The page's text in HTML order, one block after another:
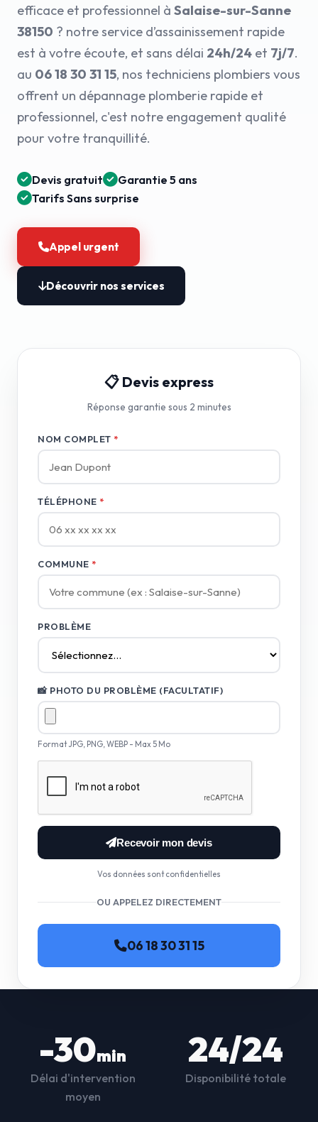
efficace et professionnel à Salaise-sur-Sanne
38150 ? notre service d’assainissement rapide
est à votre écoute, et sans délai 24h/24 et 7j/7.
au 06 18 30 31 15, nos techniciens plombiers vous
offrent un dépannage plomberie rapide et
professionnel, c'est notre engagement qualité
pour votre tranquillité.
Devis gratuit
Garantie 5 ans
Tarifs Sans surprise
Appel urgent
Découvrir nos services
📋 Devis express
Réponse garantie sous 2 minutes
NOM COMPLET *
TÉLÉPHONE *
COMMUNE *
PROBLÈME
📸 PHOTO DU PROBLÈME (FACULTATIF)
Format JPG, PNG, WEBP - Max 5 Mo
Recevoir mon devis
Vos données sont confidentielles
OU APPELEZ DIRECTEMENT
06 18 30 31 15
-30min
Délai d'intervention
moyen
24/24
Disponibilité totale